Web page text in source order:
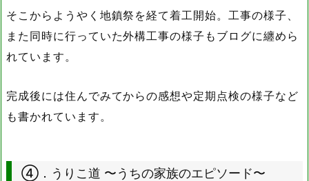
そこからようやく地鎮祭を経て着工開始。工事の様子、
また同時に行っていた外構工事の様子もブログに纏めら
れています。
完成後には住んでみてからの感想や定期点検の様子など
も書かれています。
④．うりこ道 〜うちの家族のエピソード〜